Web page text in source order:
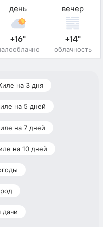
день
+16°
вечер
+14°
облачность
на 3 дня
на 5 дней
на 7 дней
на 10 дней
дачи